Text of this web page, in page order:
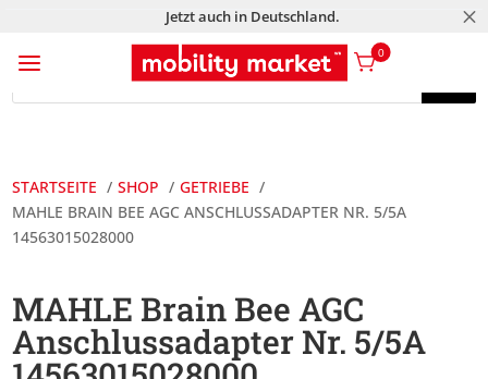
Jetzt auch in Deutschland. M
a 0
Products
Products
STARTSEITE SHOP
GETRIEBE
MAHLE BRAIN BEE AGC ANSCHLUSSADAPTER NR. 5/5A
14563015028000
MAHLE Brain Bee AGC
Anschlussadapter Nr. 5/5A